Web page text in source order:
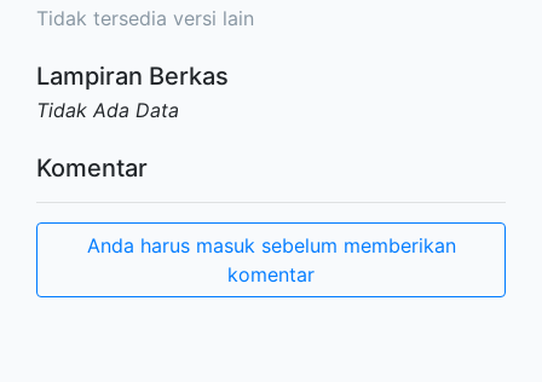
Tidak tersedia versi lain
Lampiran Berkas
Tidak Ada Data
Komentar
Anda harus masuk sebelum memberikan
komentar